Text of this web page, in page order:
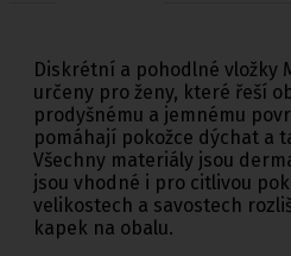
Diskrétní a pohodlné vložky
určeny pro ženy, které řeší
prodyšnému a jemnému
pomáhají pokožce dýchat a
Všechny materiály jsou
jsou vhodné i pro citlivou
velikostech a savostech
kapek na obalu.